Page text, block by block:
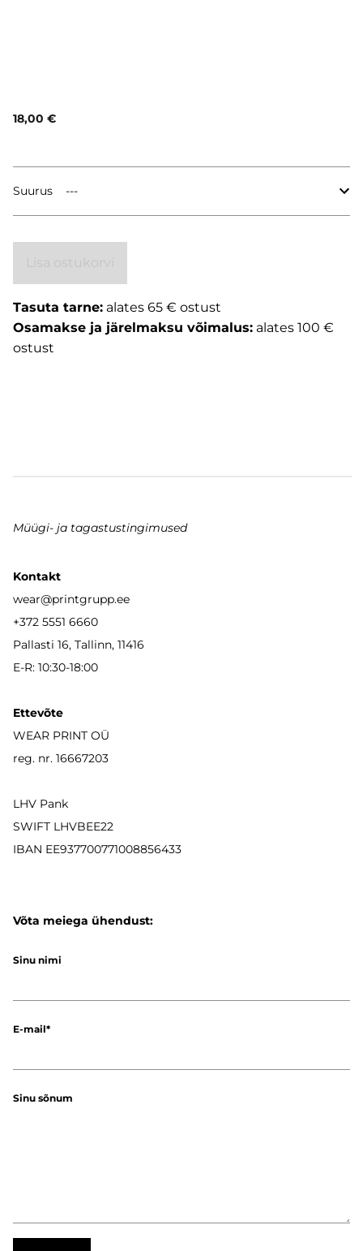
18,00 €
Suurus
Tasuta tarne: alates 65 € ostust
Osamakse ja järelmaksu võimalus: alates 100 €
ostust
Müügi- ja tagastustingimused
Kontakt
wear@printgrupp.ee
+372 5551 6660
Pallasti 16, Tallinn, 11416
E-R: 10:30-18:00
Ettevõte
WEAR PRINT OÜ
reg. nr. 16667203
LHV Pank
SWIFT LHVBEE22
IBAN EE937700771008856433
Võta meiega ühendust:
Sinu nimi
E-mail
Sinu sõnum